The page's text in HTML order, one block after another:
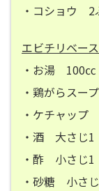
・コショウ 2
エビチリベー
・お湯 100㏄
・鶏がらスー
・ケチャップ
・酒 大さじ1
・酢 小さじ1
・砂糖 小さ